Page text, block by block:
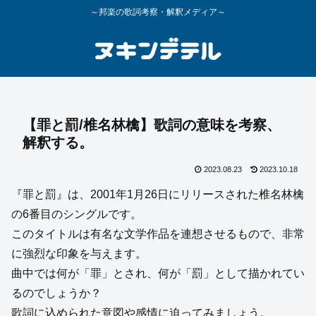
～邦楽の歌詞考察・解釈メディア～
【罪と罰/椎名林檎】歌詞の意味を考察、
解釈する。
2023.08.23 2023.10.18
『罪と罰』は、2001年1月26日にリリースされた椎名林檎
の6番目のシングルです。
このタイトルは有名な文学作品を連想させるもので、非常
に強烈な印象を与えます。
曲中では何が「罪」とされ、何が「罰」として描かれてい
るのでしょうか？
歌詞に込められた意図や感情に迫ってみましょう。